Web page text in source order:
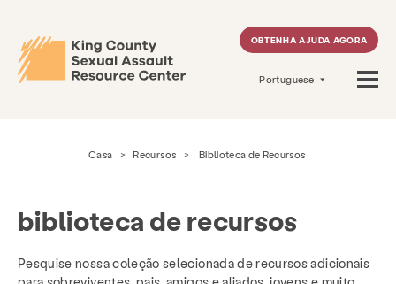
OBTENHA AJUDA AGORA
Portuguese
Casa > Recursos > Biblioteca de Recursos
biblioteca de recursos
Pesquise nossa coleção selecionada de recursos adicionais